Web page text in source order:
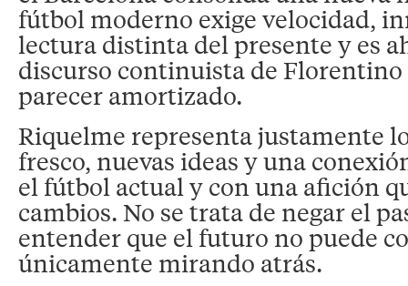
fútbol moderno exige velocidad,
lectura distinta del presente y es
discurso continuista de Florentino
parecer amortizado.
Riquelme representa justamente
fresco, nuevas ideas y una
el fútbol actual y con una afición
cambios. No se trata de negar el
entender que el futuro no puede
únicamente mirando atrás.